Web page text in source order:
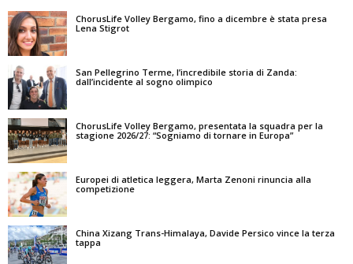
ChorusLife Volley Bergamo, fino a dicembre è stata presa
Lena Stigrot
San Pellegrino Terme, l’incredibile storia di Zanda:
dall’incidente al sogno olimpico
ChorusLife Volley Bergamo, presentata la squadra per la
stagione 2026/27: “Sogniamo di tornare in Europa”
Europei di atletica leggera, Marta Zenoni rinuncia alla
competizione
China Xizang Trans-Himalaya, Davide Persico vince la terza
tappa